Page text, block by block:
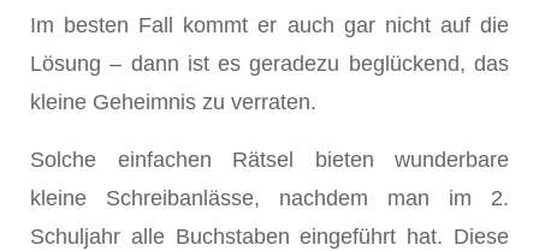
Im besten Fall kommt er auch gar nicht auf die
Lösung – dann ist es geradezu beglückend, das
kleine Geheimnis zu verraten.
Solche einfachen Rätsel bieten wunderbare
kleine Schreibanlässe, nachdem man im 2.
Schuljahr alle Buchstaben eingeführt hat. Diese